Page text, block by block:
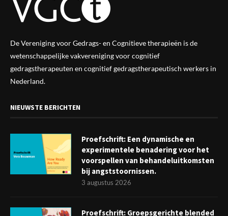
De Vereniging voor Gedrags- en Cognitieve therapieën is de
wetenschappelijke vakverenigingvoor cognitief
gedragstherapeuten en cognitief gedragstherapeutisch werkers in
Nederland.
NIEUWSTE BERICHTEN
Proefschrift: Een dynamische en
experimentele benadering voor het
voorspellen van behandeluitkomsten
bij angststoornissen.
3 augustus 2026
Proefschrift: Groepsgerichte blended